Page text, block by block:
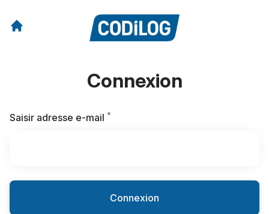
Connexion
Saisir adresse e-mail *
Connexion